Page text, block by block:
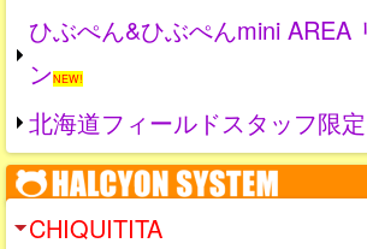
ひぶぺん&ひぶぺんmini AREA
ンNEW!
北海道フィールドスタッフ限
CHIQUITITA